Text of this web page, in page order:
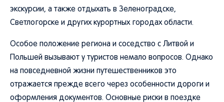
экскурсии, а также отдыхать в Зеленоградске,
Светлогорске и других курортных городах области.
Особое положение региона и соседство с Литвой и
Польшей вызывают у туристов немало вопросов. Однако
на повседневной жизни путешественников это
отражается прежде всего через особенности дороги и
оформления документов. Основные риски в поездке